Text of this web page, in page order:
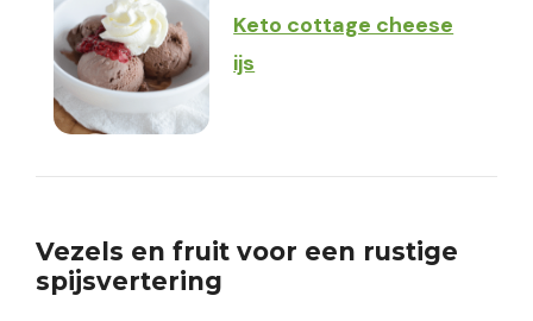
Keto cottage cheese
ijs
Vezels en fruit voor een rustige
spijsvertering